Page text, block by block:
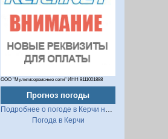
ООО "Мультисервисные сети" ИНН 9111001888
Прогноз погоды
Подробнее о погоде в Керчи на 2 недели
Погода в Керчи